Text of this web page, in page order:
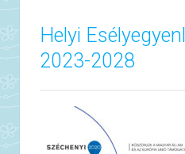
Helyi
2023-2028